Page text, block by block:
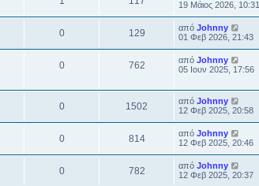
19 Μάιος 2026, 10:31
0 129 από Johnny
01 Φεβ 2026, 21:43
0 762 από Johnny
05 Ιουν 2025, 17:56
0 1502 από Johnny
12 Φεβ 2025, 20:58
0 814 από Johnny
12 Φεβ 2025, 20:46
0 782 από Johnny
12 Φεβ 2025, 20:37